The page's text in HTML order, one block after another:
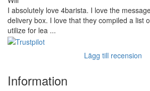
I absolutely love 4barista. I love the
delivery box. I love that they compiled a list
utilize for lea ...
Lägg till recension
Information